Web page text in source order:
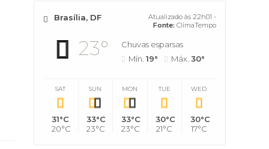
Brasília, DF
Atualizado às 22h01 -
Fonte: ClimaTempo
23°
Chuvas esparsas
Mín. 19° Máx. 30°
SAT
31°C
20°C
SUN
33°C
23°C
MON
33°C
23°C
TUE
30°C
21°C
WED
30°C
17°C